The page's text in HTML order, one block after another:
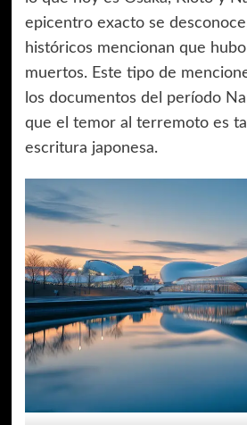
epicentro exacto se
históricos mencionan que hubo
muertos. Este tipo de
los documentos del período
que el temor al terremoto es
escritura japonesa.